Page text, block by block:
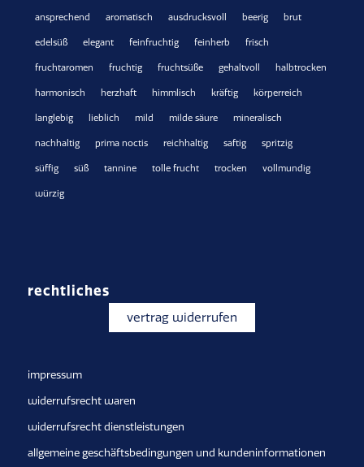
ansprechend aromatisch ausdrucksvoll beerig brut
edelsüß elegant feinfruchtig feinherb frisch
fruchtaromen fruchtig fruchtsüße gehaltvoll halbtrocken
harmonisch herzhaft himmlisch kräftig körperreich
langlebig lieblich mild milde säure mineralisch
nachhaltig prima noctis reichhaltig saftig spritzig
süffig süß tannine tolle frucht trocken vollmundig
würzig
rechtliches
vertrag widerrufen
impressum
widerrufsrecht waren
widerrufsrecht dienstleistungen
allgemeine geschäftsbedingungen und kundeninformationen